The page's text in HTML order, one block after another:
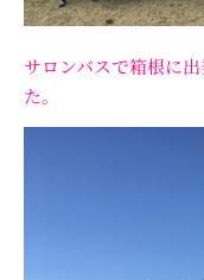
サロンバスで箱根に
た。